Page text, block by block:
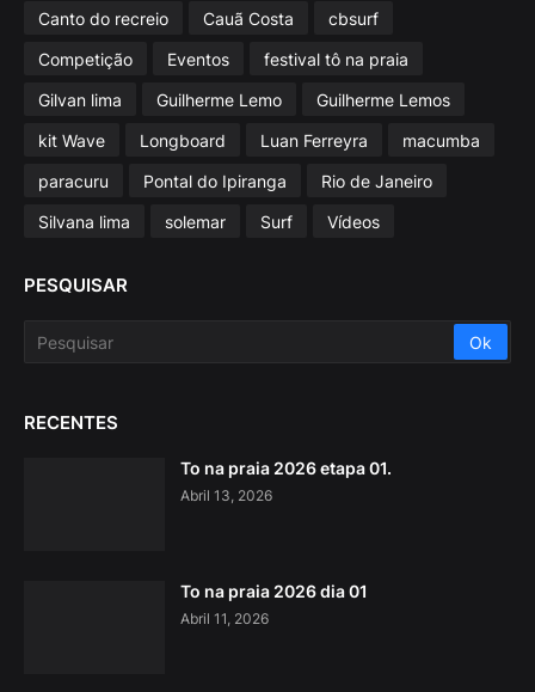
Canto do recreio Cauã Costa
cbsurf
Competição
Eventos
festival tô na praia
Gilvan lima
Guilherme Lemo
Guilherme Lemos
kit Wave
Longboard Luan Ferreyra
macumba
paracuru
Pontal do Ipiranga
Rio de Janeiro
Silvana lima
solemar Surf Vídeos
PESQUISAR
RECENTES
To na praia 2026 etapa 01.
Abril 13, 2026
To na praia 2026 dia 01
Abril 11, 2026